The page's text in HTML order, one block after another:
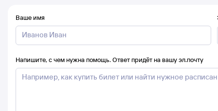
Ваше имя
Напишите, с чем нужна помощь. Ответ придёт на вашу эл.почту